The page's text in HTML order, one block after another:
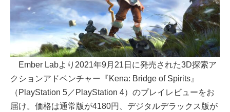
Ember Labより2021年9月21日に発売された3D探索ア
クションアドベンチャー『Kena: Bridge of Spirits』
（PlayStation 5／PlayStation 4）のプレイレビューをお
届け。価格は通常版が4180円、デジタルデラックス版が